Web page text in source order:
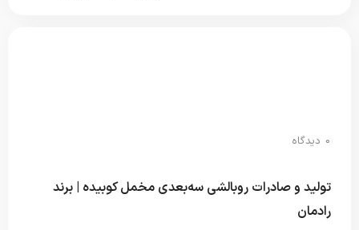
0 دیدگاه
تولید و صادرات روبالشی سه‌بعدی مخمل کوبیده | برند
رادمان